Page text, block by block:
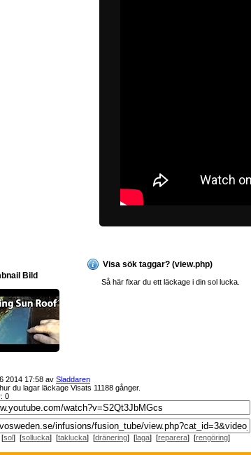
Bild
Visa sök taggar? (view.php)
Så här fixar du ett läckage i din sol lucka.
2014 17:58 av Sladdaren
du lagar läckage Visats 11188 gånger.
0
sol] [sollucka] [taklucka] [dränering] [laga] [reparera] [rengöring]